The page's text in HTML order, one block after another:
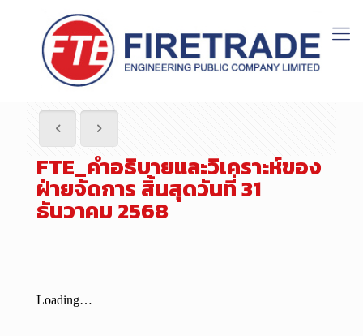
FTE_คำอธิบายและวิเคราะห์ของ
ฝ่ายจัดการ สิ้นสุดวันที่ 31
ธันวาคม 2568